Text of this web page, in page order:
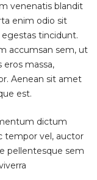
venenatis blandit
enim odio sit
tincidunt.
accumsan sem, ut
massa,
Aenean sit amet
est.
dictum
tempor vel, auctor
pellentesque sem